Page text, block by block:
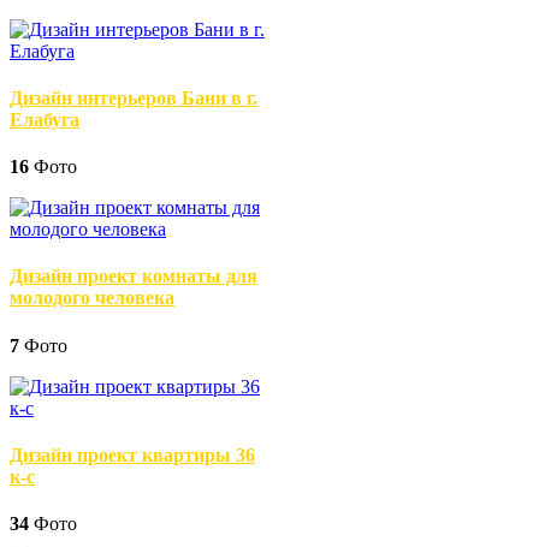
Дизайн интерьеров Бани в г.
Елабуга
16 Фото
Дизайн проект комнаты для
молодого человека
7 Фото
Дизайн проект квартиры 36
к-с
34 Фото